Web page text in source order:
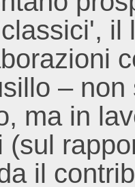
il
–
ma in
(sul
il